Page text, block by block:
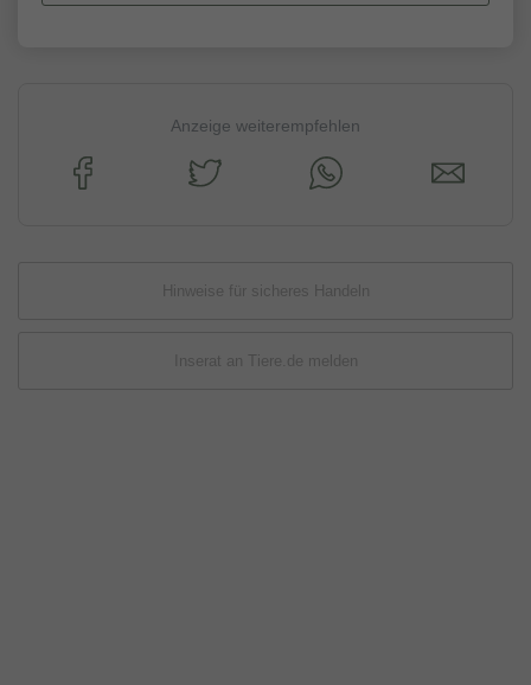
Anzeige weiterempfehlen
Hinweise für sicheres Handeln
Inserat an Tiere.de melden